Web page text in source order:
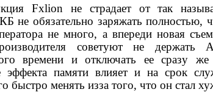
Fxlion не страдает от так
не обязательно заряжать полностью,
не много, а впереди новая
советуют не
времени и отключать ее сразу
эффекта памяти влияет и на срок
быстро менять изза того, что он стал